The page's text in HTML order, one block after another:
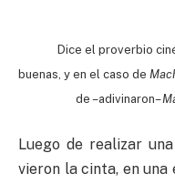
Dice el proverbio
buenas, y en el caso de
de –adivinaron–
Luego de realizar
vieron la cinta, en una